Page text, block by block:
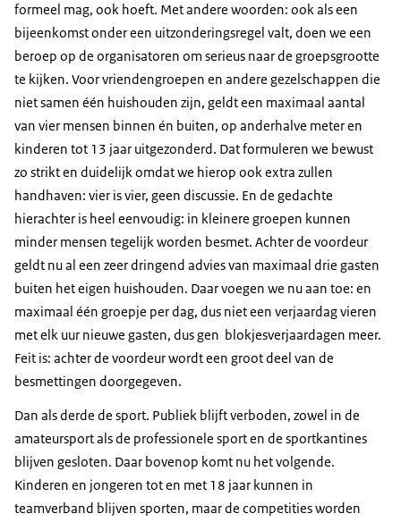
formeel mag, ook hoeft. Met andere woorden: ook als een
bijeenkomst onder een uitzonderingsregel valt, doen we een
beroep op de organisatoren om serieus naar de groepsgrootte
te kijken. Voor vriendengroepen en andere gezelschappen die
niet samen één huishouden zijn, geldt een maximaal aantal
van vier mensen binnen én buiten, op anderhalve meter en
kinderen tot 13 jaar uitgezonderd. Dat formuleren we bewust
zo strikt en duidelijk omdat we hierop ook extra zullen
handhaven: vier is vier, geen discussie. En de gedachte
hierachter is heel eenvoudig: in kleinere groepen kunnen
minder mensen tegelijk worden besmet. Achter de voordeur
geldt nu al een zeer dringend advies van maximaal drie gasten
buiten het eigen huishouden. Daar voegen we nu aan toe: en
maximaal één groepje per dag, dus niet een verjaardag vieren
met elk uur nieuwe gasten, dus gen blokjesverjaardagen meer.
Feit is: achter de voordeur wordt een groot deel van de
besmettingen doorgegeven.
Dan als derde de sport. Publiek blijft verboden, zowel in de
amateursport als de professionele sport en de sportkantines
blijven gesloten. Daar bovenop komt nu het volgende.
Kinderen en jongeren tot en met 18 jaar kunnen in
teamverband blijven sporten, maar de competities worden